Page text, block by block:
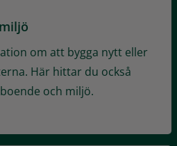
om att bygga nytt eller
Här hittar du också
och miljö.